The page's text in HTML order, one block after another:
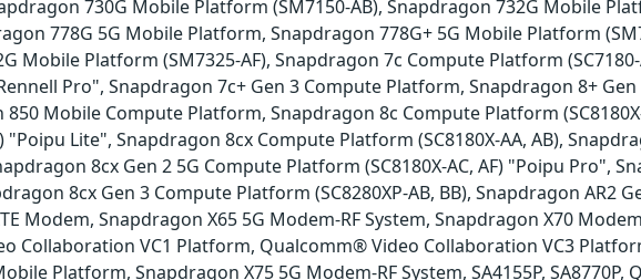
730G Mobile Platform (SM7150-AB), Snapdragon 732G Mobile
778G 5G Mobile Platform, Snapdragon 778G+ 5G Mobile Platform
Mobile Platform (SM7325-AF), Snapdragon 7c Compute Platform
Pro", Snapdragon 7c+ Gen 3 Compute Platform, Snapdragon 8+
Mobile Compute Platform, Snapdragon 8c Compute Platform
"Poipu Lite", Snapdragon 8cx Compute Platform (SC8180X-AA, AB),
8cx Gen 2 5G Compute Platform (SC8180X-AC, AF) "Poipu Pro",
8cx Gen 3 Compute Platform (SC8280XP-AB, BB), Snapdragon AR2
Modem, Snapdragon X65 5G Modem-RF System, Snapdragon X70
Collaboration VC1 Platform, Qualcomm® Video Collaboration VC3
Platform, Snapdragon X75 5G Modem-RF System, SA4155P, SA8770P,